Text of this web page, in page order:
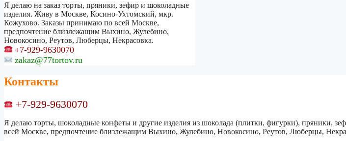
Я делаю на заказ торты, пряники, зефир и шоколадные
изделия. Живу в Москве, Косино-Ухтомский, мкр.
Кожухово. Заказы принимаю по всей Москве,
предпочтение близлежащим Выхино, Жулебино,
Новокосино, Реутов, Люберцы, Некрасовка.
+7-929-9630070
zakaz@77tortov.ru
Контакты
+7-929-9630070
Я делаю торты, шоколадные конфеты и другие изделия из шоколада (плитки, фигурки), пряники,
всей Москве, предпочтение близлежащим Выхино, Жулебино, Новокосино, Реутов, Люберцы,